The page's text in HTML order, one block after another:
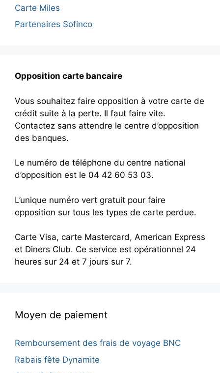
Carte Miles
Partenaires Sofinco
Opposition carte bancaire
Vous souhaitez faire opposition à votre carte de
crédit suite à la perte. Il faut faire vite.
Contactez sans attendre le centre d’opposition
des banques.
Le numéro de téléphone du centre national
d’opposition est le 04 42 60 53 03.
L’unique numéro vert gratuit pour faire
opposition sur tous les types de carte perdue.
Carte Visa, carte Mastercard, American Express
et Diners Club. Ce service est opérationnel 24
heures sur 24 et 7 jours sur 7.
Moyen de paiement
Remboursement des frais de voyage BNC
Rabais fête Dynamite